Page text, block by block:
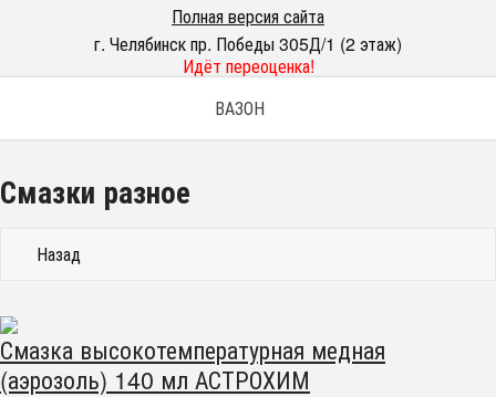
Полная версия сайта
г. Челябинск пр. Победы 305Д/1 (2 этаж)
Идёт переоценка!
ВАЗОН
Смазки разное
Назад
Смазка высокотемпературная медная
(аэрозоль) 140 мл АСТРОХИМ